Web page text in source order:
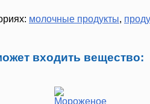
молочные продукты,
входить вещество: